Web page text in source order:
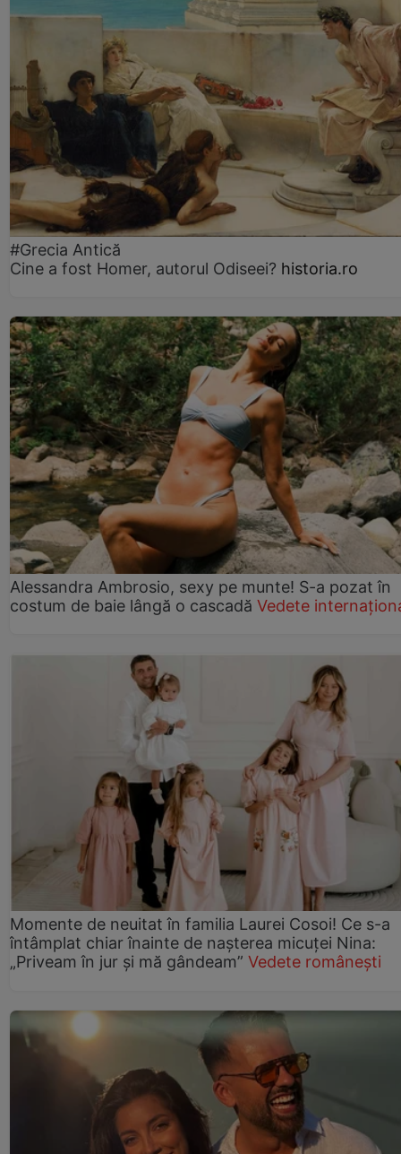
#Grecia Antică
Cine a fost Homer, autorul Odiseei? historia.ro
Alessandra Ambrosio, sexy pe munte! S-a pozat în
costum de baie lângă o cascadă Vedete
Momente de neuitat în familia Laurei Cosoi! Ce s-a
întâmplat chiar înainte de nașterea micuței Nina:
„Priveam în jur și mă gândeam” Vedete românești